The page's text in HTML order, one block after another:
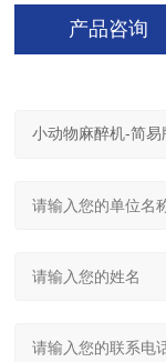
产品咨询